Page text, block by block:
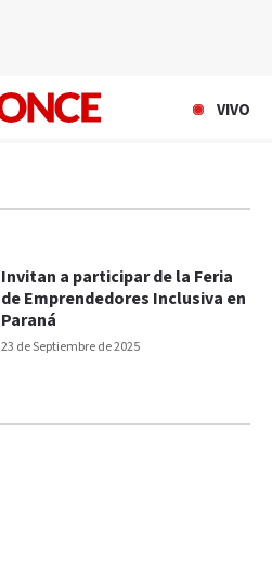
VIVO
23 de Septiembre de 2025
Invitan a participar de la Feria
de Emprendedores Inclusiva en
Paraná